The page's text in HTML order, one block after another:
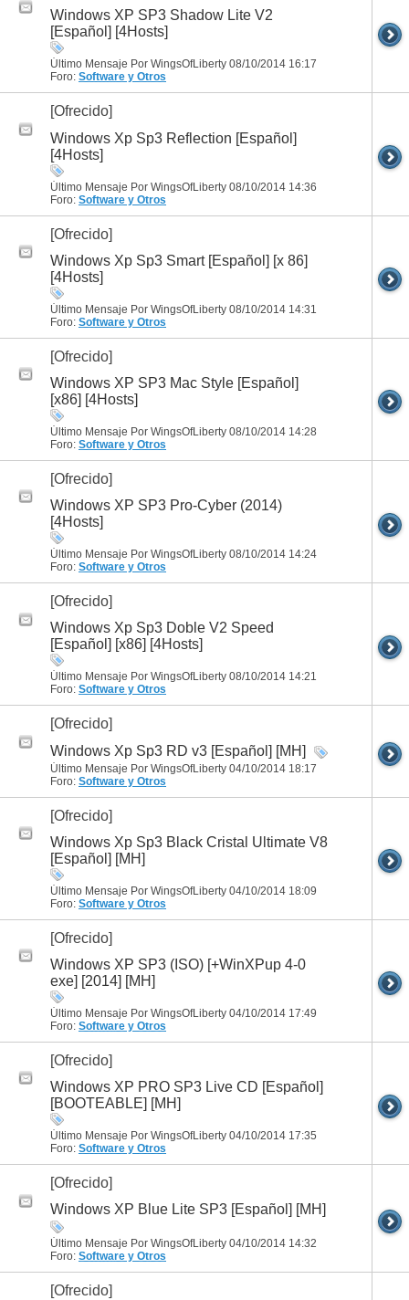
Windows XP SP3 Shadow Lite V2
[Español] [4Hosts]
Último Mensaje Por WingsOfLiberty 08/10/2014 16:17
Foro: Software y Otros
[Ofrecido]
Windows Xp Sp3 Reflection [Español]
[4Hosts]
Último Mensaje Por WingsOfLiberty 08/10/2014 14:36
Foro: Software y Otros
[Ofrecido]
Windows Xp Sp3 Smart [Español] [x 86]
[4Hosts]
Último Mensaje Por WingsOfLiberty 08/10/2014 14:31
Foro: Software y Otros
[Ofrecido]
Windows XP SP3 Mac Style [Español]
[x86] [4Hosts]
Último Mensaje Por WingsOfLiberty 08/10/2014 14:28
Foro: Software y Otros
[Ofrecido]
Windows XP SP3 Pro-Cyber (2014)
[4Hosts]
Último Mensaje Por WingsOfLiberty 08/10/2014 14:24
Foro: Software y Otros
[Ofrecido]
Windows Xp Sp3 Doble V2 Speed
[Español] [x86] [4Hosts]
Último Mensaje Por WingsOfLiberty 08/10/2014 14:21
Foro: Software y Otros
[Ofrecido]
Windows Xp Sp3 RD v3 [Español] [MH]
Último Mensaje Por WingsOfLiberty 04/10/2014 18:17
Foro: Software y Otros
[Ofrecido]
Windows Xp Sp3 Black Cristal Ultimate V8
[Español] [MH]
Último Mensaje Por WingsOfLiberty 04/10/2014 18:09
Foro: Software y Otros
[Ofrecido]
Windows XP SP3 (ISO) [+WinXPup 4-0
exe] [2014] [MH]
Último Mensaje Por WingsOfLiberty 04/10/2014 17:49
Foro: Software y Otros
[Ofrecido]
Windows XP PRO SP3 Live CD [Español]
[BOOTEABLE] [MH]
Último Mensaje Por WingsOfLiberty 04/10/2014 17:35
Foro: Software y Otros
[Ofrecido]
Windows XP Blue Lite SP3 [Español] [MH]
Último Mensaje Por WingsOfLiberty 04/10/2014 14:32
Foro: Software y Otros
[Ofrecido]